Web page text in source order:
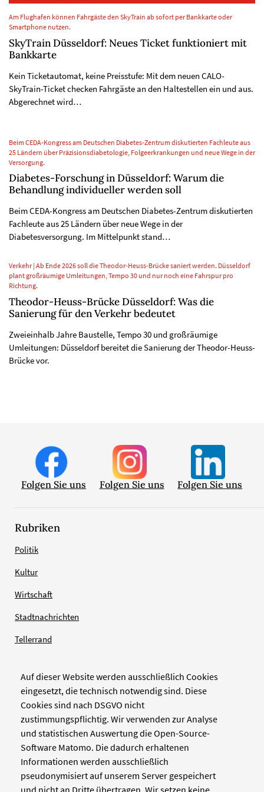
Auf dieser Website werden ausschließlich Cookies
eingesetzt, die technisch notwendig sind. Diese
Cookies sind nach DSGVO nicht
zustimmungspflichtig. Wir verwenden zur Analyse
und statistischen Auswertung die Open-Source-
Software Matomo. Die dadurch erhaltenen
Informationen werden ausschließlich
pseudonymisiert auf unserem Server gespeichert
und nicht an Dritte übertragen. Wir setzen keine
Am Flughafen können Fahrgäste den SkyTrain ab sofort per Bankkarte oder
Smartphone nutzen.
SkyTrain Düsseldorf: Neues Ticket funktioniert mit
Bankkarte
Kein Ticketautomat, keine Preisstufe: Mit dem neuen CALO-
SkyTrain-Ticket checken Fahrgäste an den Haltestellen ein und aus.
Abgerechnet wird…
Beim CEDA-Kongress am Deutschen Diabetes-Zentrum diskutierten Fachleute aus
25 Ländern über Präzisionsdiabetologie, Folgeerkrankungen und neue Wege in der
Versorgung.
Diabetes-Forschung in Düsseldorf: Warum die
Behandlung individueller werden soll
Beim CEDA-Kongress am Deutschen Diabetes-Zentrum diskutierten
Fachleute aus 25 Ländern über neue Wege in der
Diabetesversorgung. Im Mittelpunkt stand…
Verkehr | Ab Ende 2026 soll die Theodor-Heuss-Brücke saniert werden. Düsseldorf
plant großräumige Umleitungen, Tempo 30 und nur noch eine Fahrspur pro
Richtung.
Theodor-Heuss-Brücke Düsseldorf: Was die
Sanierung für den Verkehr bedeutet
Zweieinhalb Jahre Baustelle, Tempo 30 und großräumige
Umleitungen: Düsseldorf bereitet die Sanierung der Theodor-Heuss-
Brücke vor.
Folgen Sie uns Folgen Sie uns Folgen Sie uns
Rubriken
Politik
Kultur
Wirtschaft
Stadtnachrichten
Tellerrand
Verlag
Pinienstraße 2
40233 Düsseldorf
www.zellwerk.com